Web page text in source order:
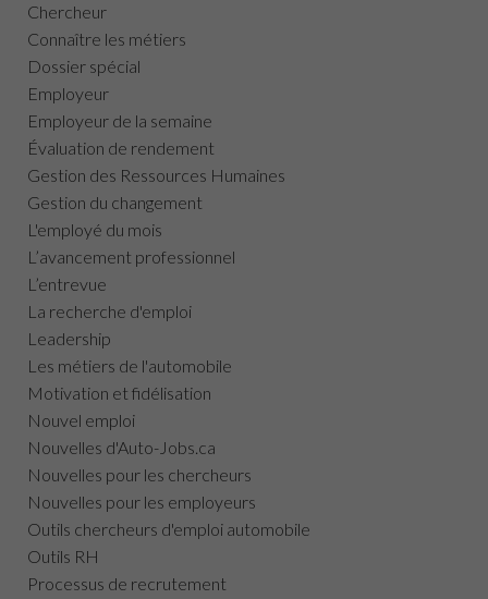
Chercheur
Connaître les métiers
Dossier spécial
Employeur
Employeur de la semaine
Évaluation de rendement
Gestion des Ressources Humaines
Gestion du changement
L'employé du mois
L’avancement professionnel
L’entrevue
La recherche d'emploi
Leadership
Les métiers de l'automobile
Motivation et fidélisation
Nouvel emploi
Nouvelles d'Auto-Jobs.ca
Nouvelles pour les chercheurs
Nouvelles pour les employeurs
Outils chercheurs d'emploi automobile
Outils RH
Processus de recrutement